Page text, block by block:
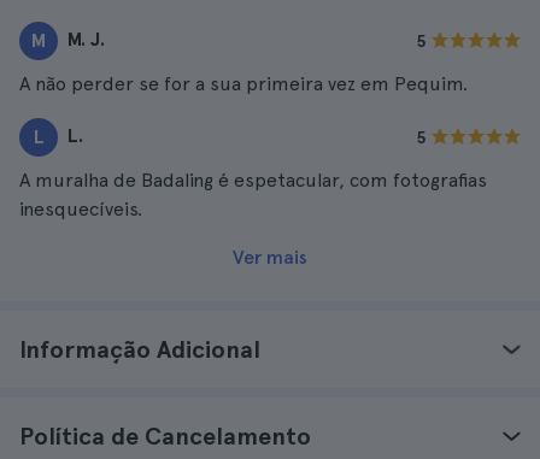
M M. J. 5
A não perder se for a sua primeira vez em Pequim.
L L. 5
A muralha de Badaling é espetacular, com fotografias
inesquecíveis.
Ver mais
Informação Adicional
Política de Cancelamento